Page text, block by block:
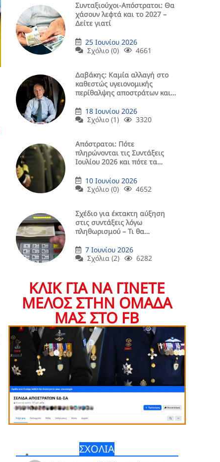
Συνταξιούχοι-Απόστρατοι: Θα
χάσουν λεφτά και το 2027 –
Δείτε γιατί
25 Ιουνίου 2026
Σχόλιο (0)
4661
Δαβάκης: Καμία αλλαγή στο
καθεστώς υγειονομικής
περίθαλψης αποστράτων και
18 Ιουνίου 2026
Σχόλιο (1)
3320
Aπόστρατοι: Πότε
πληρώνονται τις Συντάξεις
Ιουλίου 2026 και πότε τα
10 Ιουνίου 2026
Σχόλιο (0)
4652
Σχέδιο για έκτακτη αύξηση
στις συντάξεις λόγω
πληθωρισμού – Τι θα
7 Ιουνίου 2026
Σχόλια (2)
6282
ΚΛΙΚ ΓΙΑ ΝΑ ΓΙΝΕΤΕ
ΜΕΛΟΣ ΣΤΗΝ ΟΜΑΔΑ
ΜΑΣ ΣΤΟ FB
ΣΧΟΛΙΑ